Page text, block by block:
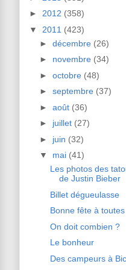
► 2012 (358)
▼ 2011 (423)
► décembre (26)
► novembre (34)
► octobre (48)
► septembre (37)
► août (36)
► juillet (27)
► juin (32)
▼ mai (41)
Les photos des
de Justin Bieber
Billet dégueulasse
Bonne fête à toutes
On doit combien ?
Le bonheur
Des campeurs à